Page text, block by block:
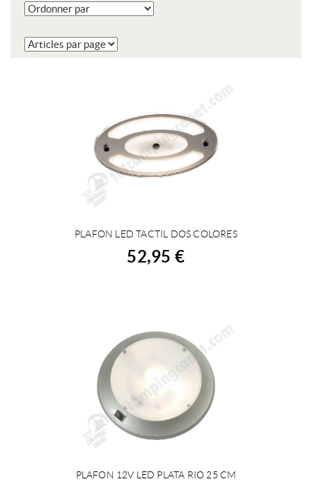
ACHETER
PLAFON LED TACTIL DOS COLORES
52,95 €
ACHETER
PLAFON 12V LED PLATA RIO 25 CM